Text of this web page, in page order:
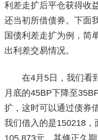
利差走扩后平仓获得收
还当初所借债券。下面
国债利差走扩为例，简
出利差交易情况。
在4月5日，我们看到
月底的45BP下降至
扩，这时可以通过债券
我们借入的是150218